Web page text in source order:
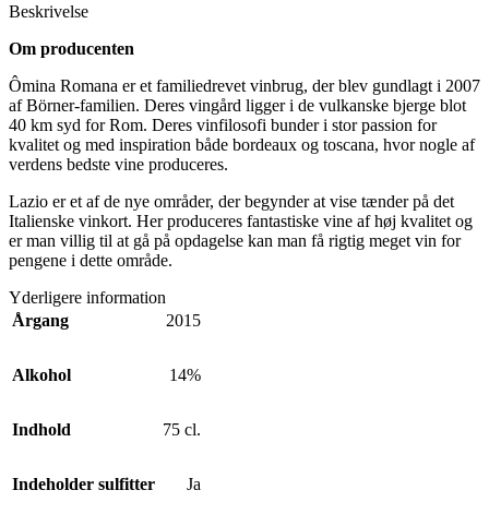
Beskrivelse
Om producenten
Ômina Romana er et familiedrevet vinbrug, der blev gundlagt i 2007
af Börner-familien. Deres vingård ligger i de vulkanske bjerge blot
40 km syd for Rom. Deres vinfilosofi bunder i stor passion for
kvalitet og med inspiration både bordeaux og toscana, hvor nogle af
verdens bedste vine produceres.
Lazio er et af de nye områder, der begynder at vise tænder på det
Italienske vinkort. Her produceres fantastiske vine af høj kvalitet og
er man villig til at gå på opdagelse kan man få rigtig meget vin for
pengene i dette område.
Yderligere information
Årgang
2015
Alkohol 14%
Indhold 75 cl.
Indeholder sulfitter Ja